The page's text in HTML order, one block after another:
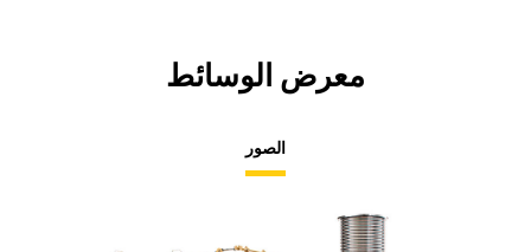
معرض الوسائط
الصور